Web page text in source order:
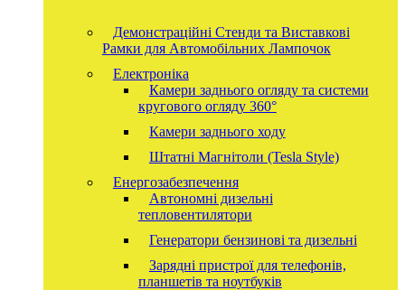
Демонстраційні Стенди та Виставкові
Рамки для Автомобільних Лампочок
Електроніка
Камери заднього огляду та системи
кругового огляду 360°
Камери заднього ходу
Штатні Магнітоли (Tesla Style)
Енергозабезпечення
Автономні дизельні
тепловентилятори
Генератори бензинові та дизельні
Зарядні пристрої для телефонів,
планшетів та ноутбуків